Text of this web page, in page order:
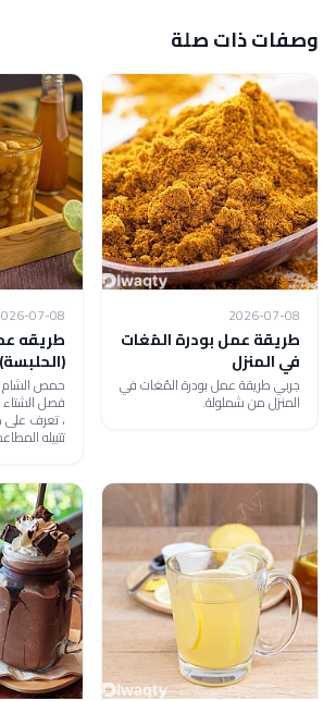
وصفات ذات صلة
2026-07-08
طريقة عمل بودرة المُغات
في المنزل
جربي طريقة عمل بودرة المُغات في
المنزل من شملولة.
07-08
طريقه
(الحلبسة)
حمص
فصل الشتاء
، تعرف على
تتبيله